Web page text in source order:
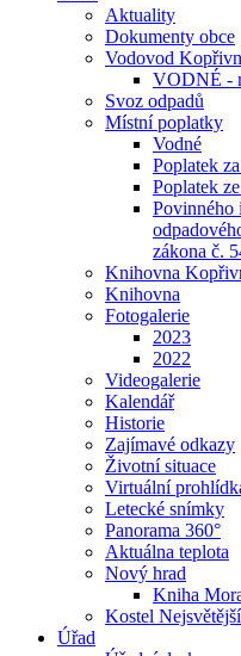
Aktuality
Dokumenty obce
Vodovod
VODNÉ -
Svoz odpadů
Místní poplatky
Vodné
Poplatek
Poplatek
Povinného
zákona č.
Knihovna
Knihovna
Fotogalerie
2023
2022
Videogalerie
Kalendář
Historie
Zajímavé odkazy
Životní situace
Virtuální
Letecké snímky
Panorama 360°
Aktuálna teplota
Nový hrad
Kniha
Kostel
Úřad